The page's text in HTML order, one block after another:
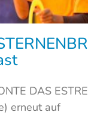
DAS
erneut auf